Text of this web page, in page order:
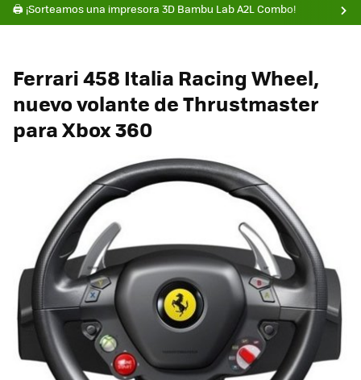
🖨️ ¡Sorteamos una impresora 3D Bambu Lab A2L Combo!
Ferrari 458 Italia Racing Wheel,
nuevo volante de Thrustmaster
para Xbox 360